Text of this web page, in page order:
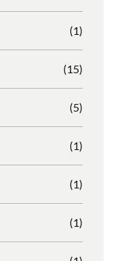
(1)
(15)
(5)
(1)
(1)
(1)